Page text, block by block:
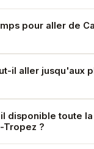
pour aller de
surtout en été.
Départ tôt
il aller jusqu'aux
à l'entrée des
disponible toute
Tropez ?